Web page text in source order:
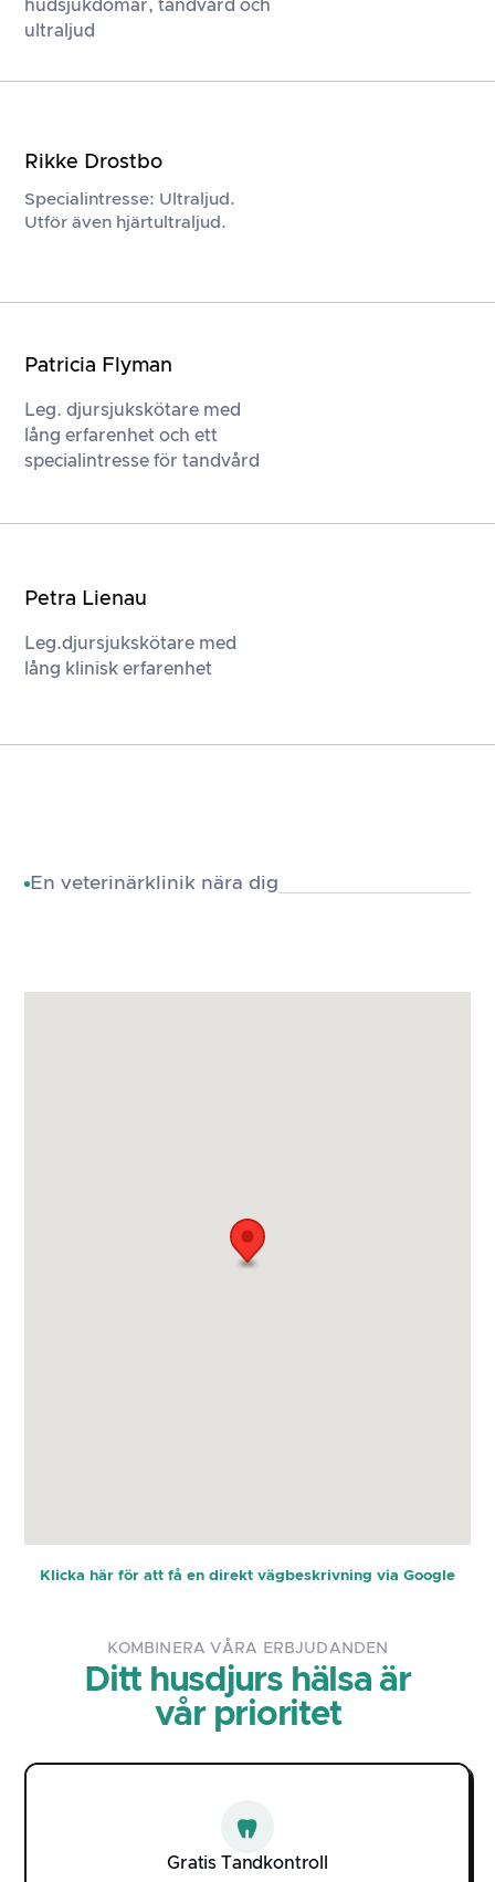
hudsjukdomar, tandvård och
ultraljud
Rikke Drostbo
Specialintresse: Ultraljud.
Utför även hjärtultraljud.
Patricia Flyman
Leg. djursjukskötare med
lång erfarenhet och ett
specialintresse för tandvård
Petra Lienau
Leg.djursjukskötare med
lång klinisk erfarenhet
En veterinärklinik nära dig
Klicka här för att få en direkt vägbeskrivning via Google
KOMBINERA VÅRA ERBJUDANDEN
Ditt husdjurs hälsa är
vår prioritet
Gratis Tandkontroll